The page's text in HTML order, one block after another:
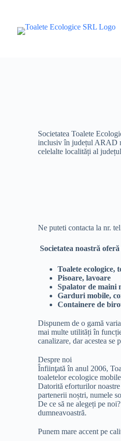
Societatea Toalete
inclusiv în județul ARAD
celelalte localități al
Ne puteti contacta la nr.
Societatea noastră
Toalete ecologice,
Pisoare, lavoare
Spalator de maini
Garduri mobile,
Containere de
Dispunem de o gamă
mai multe utilități în
canalizare, dar acestea se
Despre noi
Înfiinţată în anul 2006,
toaletelor ecologice
Datorită eforturilor
partenerii noștri, numele
De ce să ne alegeți pe
dumneavoastră.
Punem mare accent pe